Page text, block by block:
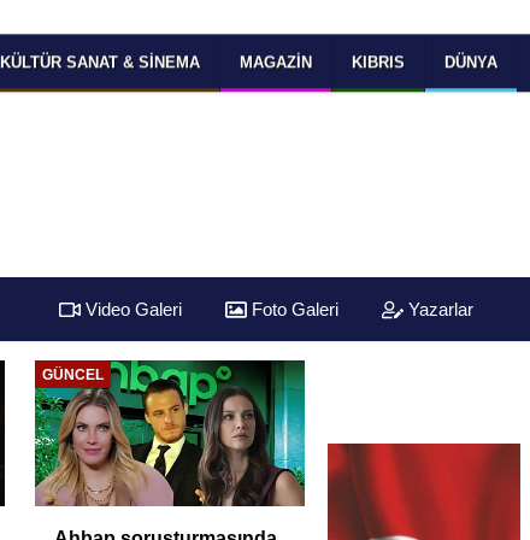
KÜLTÜR SANAT & SINEMA MAGAZIN KIBRIS DÜNYA
Video Galeri Foto Galeri Yazarlar
GÜNCEL